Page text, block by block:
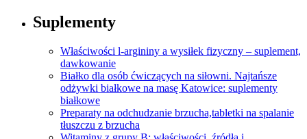
Suplementy
Właściwości l-argininy a wysiłek fizyczny – suplement,
dawkowanie
Białko dla osób ćwiczących na siłowni. Najtańsze
odżywki białkowe na masę Katowice: suplementy
białkowe
Preparaty na odchudzanie brzucha,tabletki na spalanie
tłuszczu z brzucha